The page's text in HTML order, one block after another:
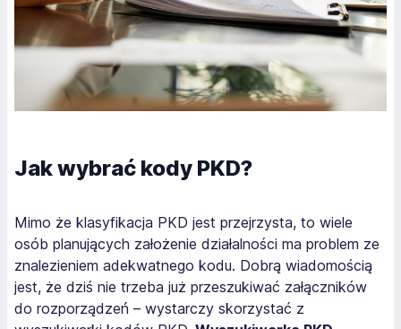
Jak wybrać kody PKD?
Mimo że klasyfikacja PKD jest przejrzysta, to wiele
osób planujących założenie działalności ma problem ze
znalezieniem adekwatnego kodu. Dobrą wiadomością
jest, że dziś nie trzeba już przeszukiwać załączników
do rozporządzeń – wystarczy skorzystać z